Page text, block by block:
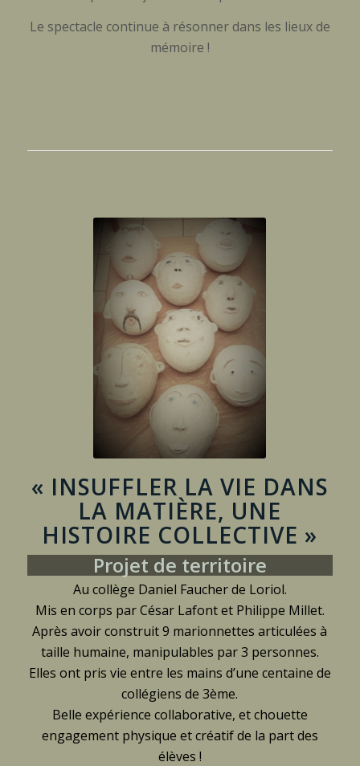
Le spectacle continue à résonner dans les lieux de
mémoire !
« INSUFFLER LA VIE DANS
LA MATIÈRE, UNE
HISTOIRE COLLECTIVE »
Projet de territoire
Au collège Daniel Faucher de Loriol.
Mis en corps par César Lafont et Philippe Millet.
Après avoir construit 9 marionnettes articulées à
taille humaine, manipulables par 3 personnes.
Elles ont pris vie entre les mains d’une centaine de
collégiens de 3ème.
Belle expérience collaborative, et chouette
engagement physique et créatif de la part des
élèves !